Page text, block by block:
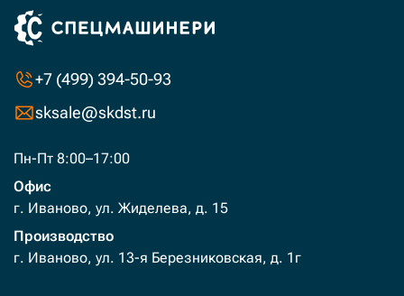
+7 (499) 394-50-93
sksale@skdst.ru
Пн-Пт 8:00–17:00
Офис
г. Иваново, ул. Жиделева, д. 15
Производство
г. Иваново, ул. 13-я Березниковская, д. 1г